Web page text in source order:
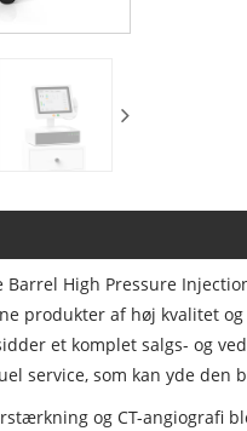
Barrel High Pressure
produkter af høj kvalitet
et komplet salgs- og
service, som kan yde den
og CT-angiografi